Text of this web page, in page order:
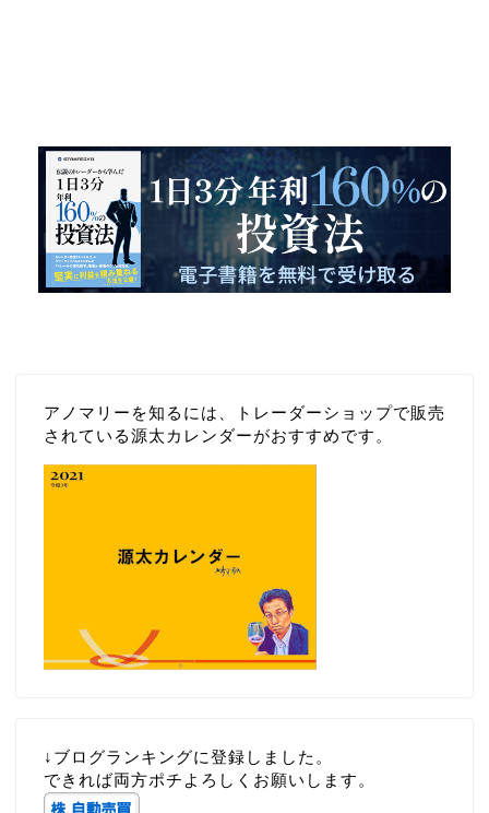
アノマリーを知るには、トレーダーショップで販売
されている源太カレンダーがおすすめです。
↓ブログランキングに登録しました。
できれば両方ポチよろしくお願いします。